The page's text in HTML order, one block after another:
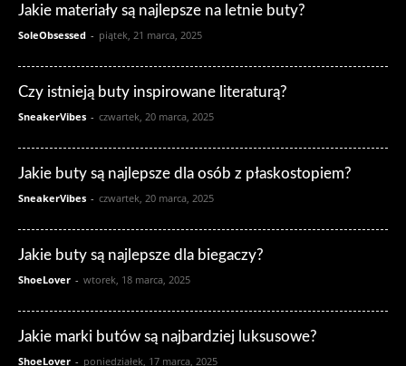
Jakie materiały są najlepsze na letnie buty?
SoleObsessed - piątek, 21 marca, 2025
Czy istnieją buty inspirowane literaturą?
SneakerVibes - czwartek, 20 marca, 2025
Jakie buty są najlepsze dla osób z płaskostopiem?
SneakerVibes - czwartek, 20 marca, 2025
Jakie buty są najlepsze dla biegaczy?
ShoeLover - wtorek, 18 marca, 2025
Jakie marki butów są najbardziej luksusowe?
ShoeLover - poniedziałek, 17 marca, 2025